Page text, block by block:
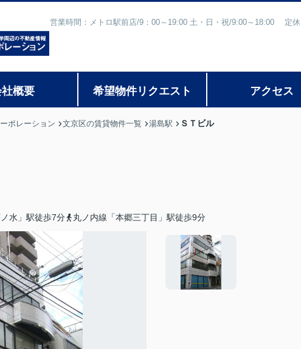
営業時間：メトロ駅前店/9：00～19:00 土・日・祝/9:00～18:00 定
概要 希望物件リクエスト アクセス
ポレーション 文京区の賃貸物件一覧 湯島駅 ＳＴビル
水」駅徒歩7分 丸ノ内線「本郷三丁目」駅徒歩9分